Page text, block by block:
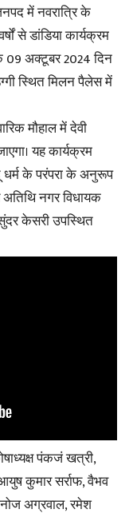
में नवरात्रि के
से डांडिया कार्यक्रम
09 अक्टूबर 2024 दिन
स्थित मिलन पैलेस में
मौहाल में देवी
यह कार्यक्रम
धर्म के परंपरा के अनुरूप
अतिथि नगर विधायक
केसरी उपस्थित
पंकजं खत्री,
कुमार सर्राफ, वैभव
अग्रवाल, रमेश